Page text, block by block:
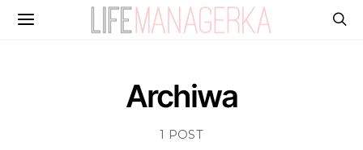
Archiwa
1 POST